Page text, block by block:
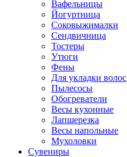
Вафельницы
Йогуртница
Соковыжималки
Сендвичница
Тостеры
Утюги
Фены
Для укладки волос
Пылесосы
Обогреватели
Весы кухонные
Лапшерезка
Весы напольные
Мухоловки
Сувениры